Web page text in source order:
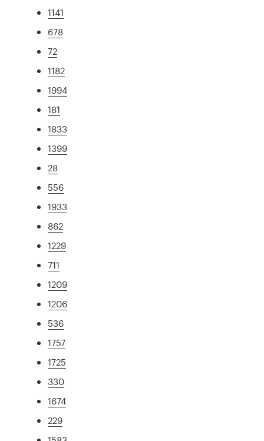
1141
678
72
1182
1994
181
1833
1399
28
556
1933
862
1229
711
1209
1206
536
1757
1725
330
1674
229